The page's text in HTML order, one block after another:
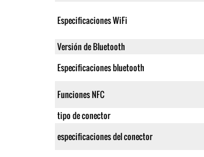
Especificaciones WiFi
Versión de Bluetooth
Especificaciones bluetooth
Funciones NFC
tipo de conector
especificaciones del conector